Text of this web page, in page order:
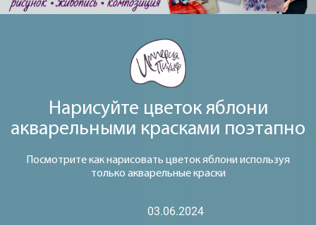
Нарисуйте цветок яблони
акварельными красками поэтапно
Посмотрите как нарисовать цветок яблони используя
только акварельные краски
03.06.2024